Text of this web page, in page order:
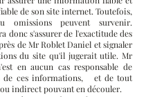
de son site internet. Toutefois,
omissions peuvent survenir.
donc s'assurer de l'exactitude des
de Mr Roblet Daniel et signaler
du site qu'il jugerait utile. Mr
en aucun cas responsable de
de ces informations, et de tout
indirect pouvant en découler.